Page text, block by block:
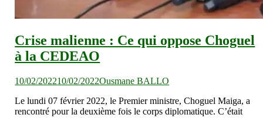
Crise malienne : Ce qui oppose Choguel
à la CEDEAO
10/02/202210/02/2022Ousmane BALLO
Le lundi 07 février 2022, le Premier ministre, Choguel Maiga, a
rencontré pour la deuxième fois le corps diplomatique. C’était